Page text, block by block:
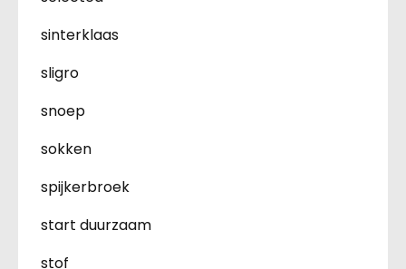
sinterklaas
sligro
snoep
sokken
spijkerbroek
start duurzaam
stof